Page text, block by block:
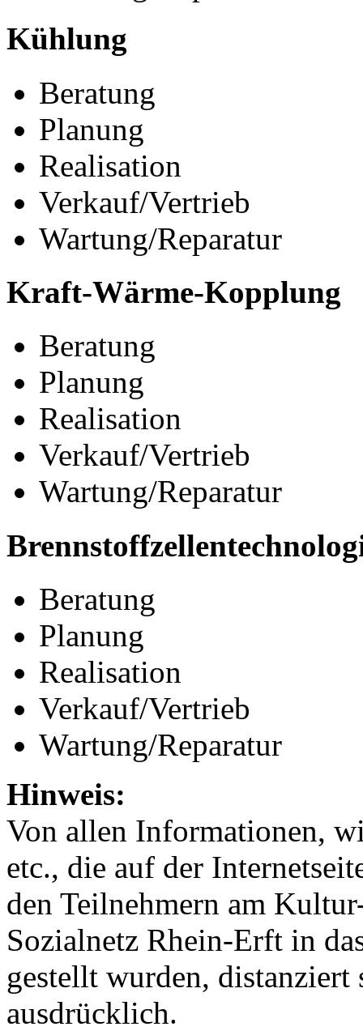
Kühlung
Beratung
Planung
Realisation
Verkauf/Vertrieb
Wartung/Reparatur
Kraft-Wärme-Kopplung
Beratung
Planung
Realisation
Verkauf/Vertrieb
Wartung/Reparatur
Beratung
Planung
Realisation
Verkauf/Vertrieb
Wartung/Reparatur
Hinweis:
Von allen Informationen,
etc., die auf der
den Teilnehmern am
Sozialnetz Rhein-Erft in
gestellt wurden,
ausdrücklich.